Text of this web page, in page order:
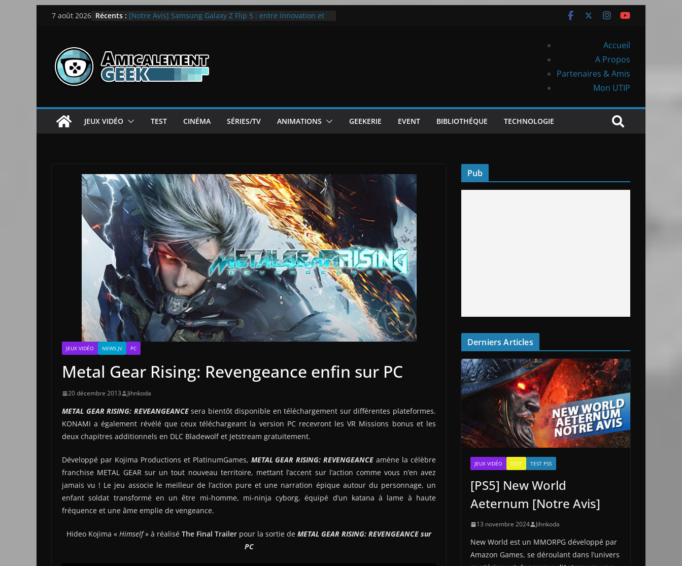
Passer7 août 2026 Récents : LEGO dévoile la LEGO Technic McLaren P1
[PS5] Throne and Liberty – Notre Avis
[Notre Avis] Spy x Family: Code White
Accueil
A Propos
Partenaires & Amis
Mon UTIP
JEUX VIDÉO TEST CINÉMA SÉRIES/TV ANIMATIONS GEEKERIE EVENT BIBLIOTHÉQUE TECHNOLOGIE
JEUX VIDÉO NEWS JV PC
Metal Gear Rising: Revengeance enfin sur PC
20 décembre 2013 Jihnkoda
METAL GEAR RISING: REVEANGEANCEsera bientôt disponible en téléchargement sur différentes plateformes.
KONAMI a également révélé que ceux téléchargeant la version PC recevront les VR Missions bonus et les
deux chapitres additionnels en DLC Bladewolf et Jetstream gratuitement.
Développé par Kojima Productions et PlatinumGames, METAL GEAR RISING: REVENGEANCE amène la célèbre
franchise METAL GEAR sur un tout nouveau territoire, mettant l’accent sur l’action comme vous n’en avez
jamais vu ! Le jeu associe le meilleur de l’action pure et une narration épique autour du personnage, un
enfant soldat transformé en un être mi-homme, mi-ninja cyborg, équipé d’un katana à lame à haute
fréquence et une âme emplie de vengeance.
Hideo Kojima « Himself» à réalisé The Final Trailer pour la sortie de METAL GEAR RISING: REVENGEANCE sur
PC
Pub
Derniers Articles
JEUX VIDÉO TEST TEST PS5
[PS5] New World
Aeternum [Notre Avis]
13 novembre 2024 Jihnkoda
New World est un MMORPG développé par
Amazon Games, se déroulant dans l’univers